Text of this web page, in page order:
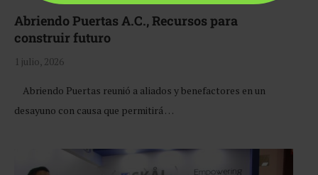
Abriendo Puertas A.C., Recursos para
construir futuro
1 julio, 2026
Abriendo Puertas reunió a aliados y benefactores en un
desayuno con causa que permitirá …